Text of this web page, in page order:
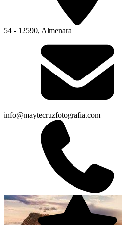
54 - 12590, Almenara
info@maytecruzfotografia.com